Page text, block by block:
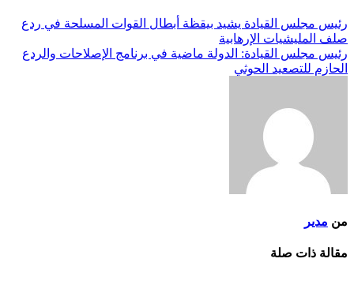
رئيس مجلس القيادة يشيد بيقظة أبطال القوات المسلحة في ردع
صلف المليشيات الإرهابية
رئيس مجلس القيادة: الدولة ماضية في برنامج الإصلاحات والردع
الحازم للتصعيد الحوثي
من مدير
مقالة ذات صلة